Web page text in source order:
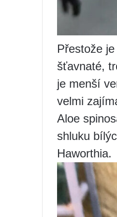
Přestože
šťavnaté,
je menší
velmi
Aloe
shluku
Haworthia.